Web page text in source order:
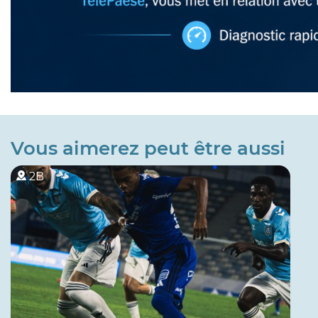
Vous aimerez peut être aussi
2B